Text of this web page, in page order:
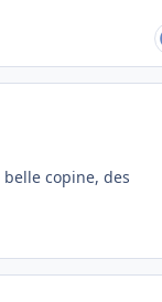
copine, des